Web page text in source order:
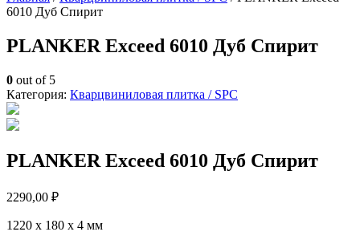
6010 Дуб Спирит
PLANKER Exceed 6010 Дуб Спирит
0 out of 5
Категория: Кварцвиниловая плитка / SPС
PLANKER Exceed 6010 Дуб Спирит
2290,00 ₽
1220 х 180 х 4 мм